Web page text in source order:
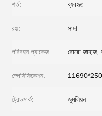
শর্ত: ব্যবহৃত
রঙ: সাদা
পরিবহন প্যাকেজ: রোরো জাহাজ,
স্পেসিফিকেশন:
ট্রেডমার্ক: জুমলিয়ন